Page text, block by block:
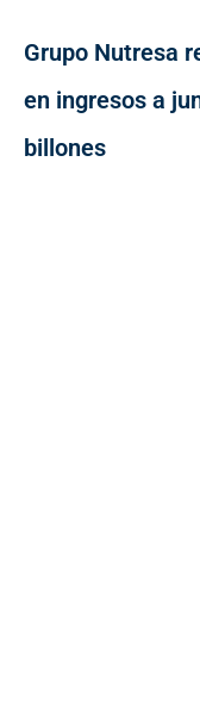
Grupo Nutresa
en ingresos a
billones